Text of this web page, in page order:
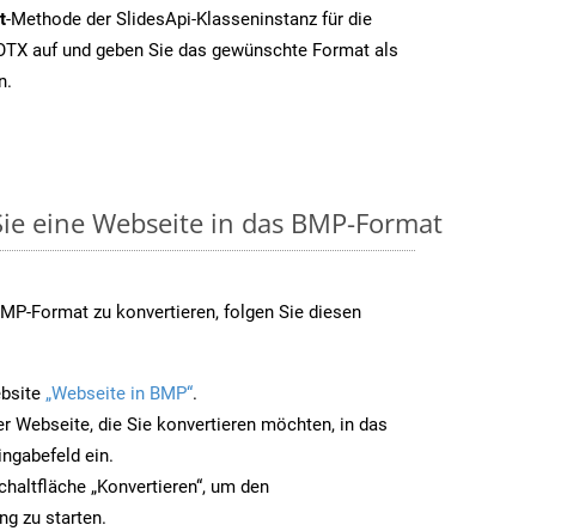
-Methode der SlidesApi-Klasseninstanz für die
auf und geben Sie das gewünschte Format als
eine Webseite in das BMP-Format
Format zu konvertieren, folgen Sie diesen
„Webseite in BMP“.
Webseite, die Sie konvertieren möchten, in das
ein.
„Konvertieren“, um den
zu starten.